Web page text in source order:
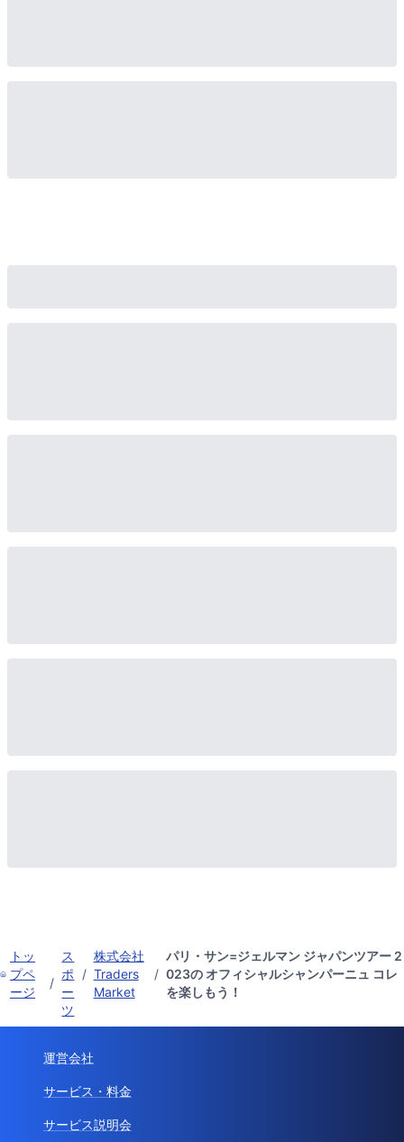
トッ
プペ
ージ
/
ス
ポ
ー
ツ
/
株式会社
Traders
Market
/
パリ・サン=ジェルマン ジャパンツアー 2
023の オフィシャルシャンパーニュ コレ
を楽しもう！
運営会社
サービス・料金
サービス説明会